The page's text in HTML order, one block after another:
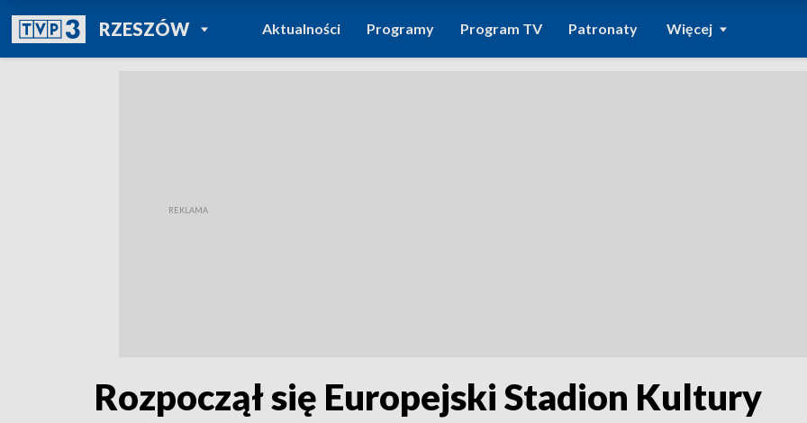
RZESZÓWPOWRÓT DO
TVP REGIONY
Aktualności Programy Program TV Patronaty Więcej
Rozpoczął się Europejski Stadion Kultury